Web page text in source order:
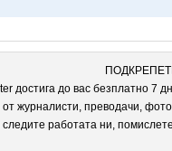
достига до вас безплатно 7
журналисти, преводачи,
работата ни,